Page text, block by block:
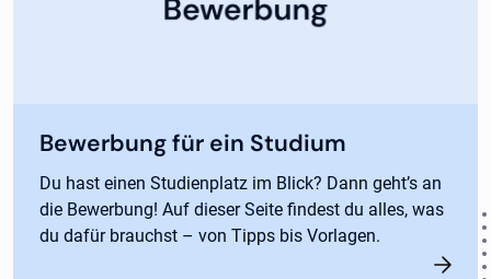
Bewerbung für ein Studium
Du hast einen Studienplatz im Blick? Dann geht’s an
die Bewerbung! Auf dieser Seite findest du alles, was
du dafür brauchst – von Tipps bis Vorlagen.